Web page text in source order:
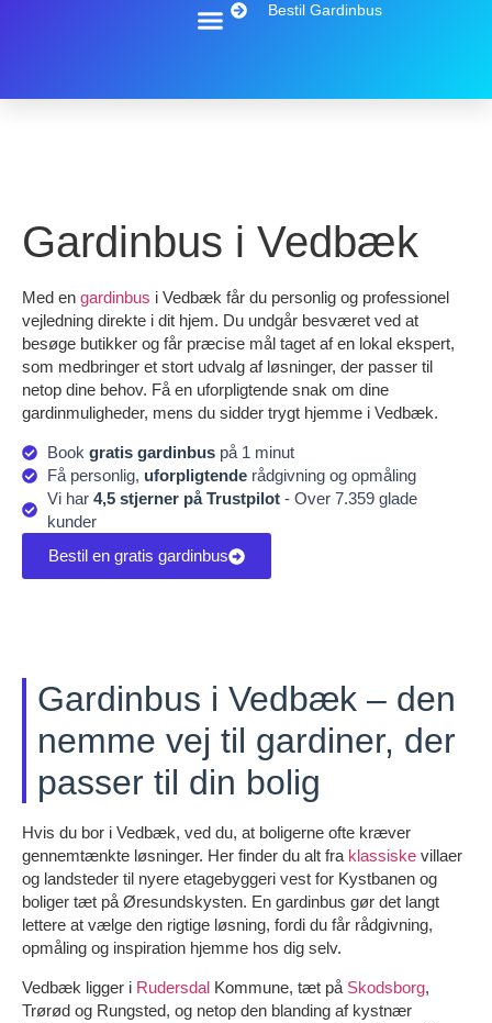
Bestil Gardinbus
Gardinbus i Vedbæk
Med en gardinbus i Vedbæk får du personlig og professionel
vejledning direkte i dit hjem. Du undgår besværet ved at
besøge butikker og får præcise mål taget af en lokal ekspert,
som medbringer et stort udvalg af løsninger, der passer til
netop dine behov. Få en uforpligtende snak om dine
gardinmuligheder, mens du sidder trygt hjemme i Vedbæk.
Book gratis gardinbuspå 1 minut
Få personlig, uforpligtenderådgivning og opmåling
Vi har 4,5 stjerner på Trustpilot- Over 7.359 glade
kunder
Bestil en gratis gardinbus
Gardinbus i Vedbæk – den
nemme vej til gardiner, der
passer til din bolig
Hvis du bor i Vedbæk, ved du, at boligerne ofte kræver
gennemtænkte løsninger. Her finder du alt fra klassiske villaer
og landsteder til nyere etagebyggeri vest for Kystbanen og
boliger tæt på Øresundskysten. En gardinbus gør det langt
lettere at vælge den rigtige løsning, fordi du får rådgivning,
opmåling og inspiration hjemme hos dig selv.
Vedbæk ligger i Rudersdal Kommune, tæt på Skodsborg,
Trørød og Rungsted, og netop den blanding af kystnær